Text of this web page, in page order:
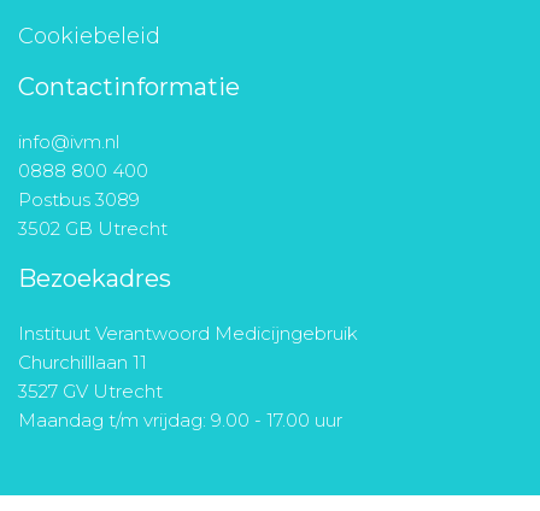
Cookiebeleid
Contactinformatie
info@ivm.nl
0888 800 400
Postbus 3089
3502 GB Utrecht
Bezoekadres
Instituut Verantwoord Medicijngebruik
Churchilllaan 11
3527 GV Utrecht
Maandag t/m vrijdag: 9.00 - 17.00 uur